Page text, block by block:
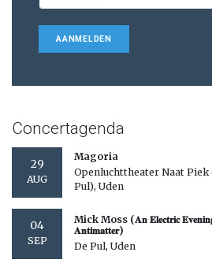
AANMELDEN
Concertagenda
29
AUG
Magoria
Openluchttheater Naat
Pul), Uden
04
SEP
Mick Moss (𝐀𝐧 𝐄𝐥𝐞𝐜𝐭𝐫𝐢𝐜 𝐄𝐯𝐞𝐧𝐢𝐧𝐠
𝐀𝐧𝐭𝐢𝐦𝐚𝐭𝐭𝐞𝐫)
De Pul, Uden